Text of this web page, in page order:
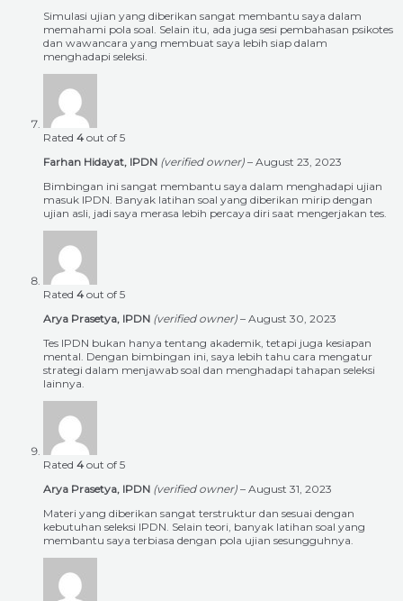
Simulasi ujian yang diberikan sangat membantu saya dalam
memahami pola soal. Selain itu, ada juga sesi pembahasan psikotes
dan wawancara yang membuat saya lebih siap dalam
menghadapi seleksi.
Rated 4 out of 5
Farhan Hidayat, IPDN (verified owner) – August 23, 2023
Bimbingan ini sangat membantu saya dalam menghadapi ujian
masuk IPDN. Banyak latihan soal yang diberikan mirip dengan
ujian asli, jadi saya merasa lebih percaya diri saat mengerjakan tes.
Rated 4 out of 5
Arya Prasetya, IPDN (verified owner) – August 30, 2023
Tes IPDN bukan hanya tentang akademik, tetapi juga kesiapan
mental. Dengan bimbingan ini, saya lebih tahu cara mengatur
strategi dalam menjawab soal dan menghadapi tahapan seleksi
lainnya.
Rated 4 out of 5
Arya Prasetya, IPDN (verified owner) – August 31, 2023
Materi yang diberikan sangat terstruktur dan sesuai dengan
kebutuhan seleksi IPDN. Selain teori, banyak latihan soal yang
membantu saya terbiasa dengan pola ujian sesungguhnya.